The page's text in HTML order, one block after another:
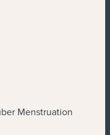
Menstruation